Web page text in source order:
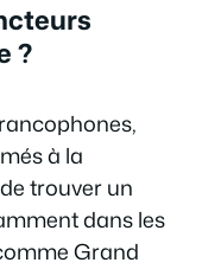
?
à la
trouver un
dans les
Grand